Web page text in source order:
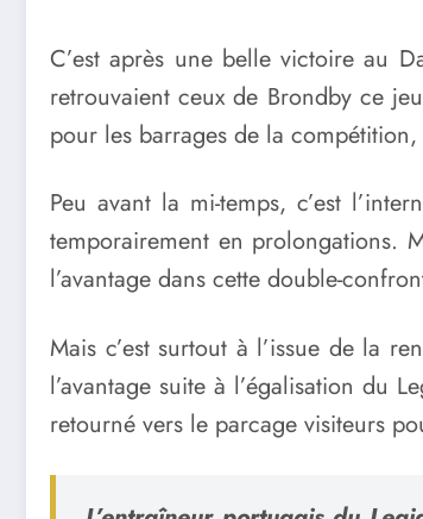
C’est après une belle victoire au
retrouvaient ceux de Brondby ce
pour les barrages de la
Peu avant la mi-temps, c’est
temporairement en prolongations.
l’avantage dans cette double-
Mais c’est surtout à l’issue de la
l’avantage suite à l’égalisation du
retourné vers le parcage visiteurs